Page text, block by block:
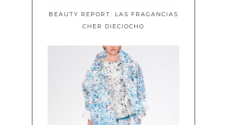
BEAUTY REPORT: LAS FRAGANCIAS
CHER DIECIOCHO